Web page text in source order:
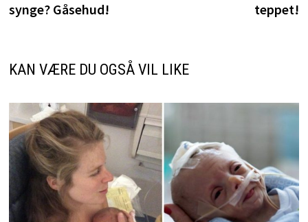
synge? Gåsehud!
teppet!
KAN VÆRE DU OGSÅ VIL LIKE